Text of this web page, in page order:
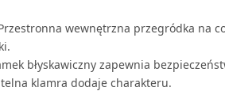
wewnętrzna przegródka na
błyskawiczny zapewnia
klamra dodaje charakteru.